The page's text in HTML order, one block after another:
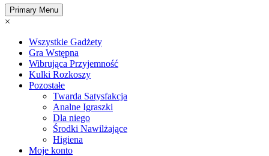
Primary Menu
×
Wszystkie Gadżety
Gra Wstępna
Wibrująca Przyjemność
Kulki Rozkoszy
Pozostałe
Twarda Satysfakcja
Analne Igraszki
Dla niego
Środki Nawilżające
Higiena
Moje konto